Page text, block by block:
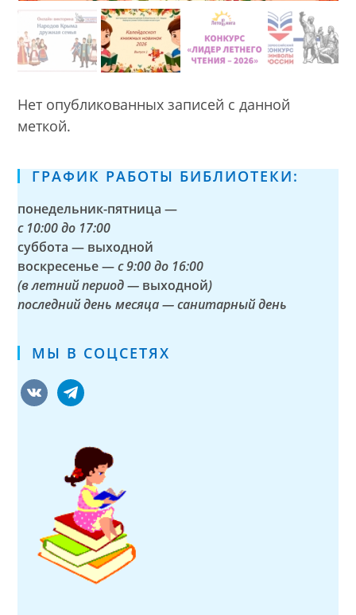
Нет опубликованных записей с данной
меткой.
ГРАФИК РАБОТЫ БИБЛИОТЕКИ:
понедельник-пятница —
с 10:00 до 17:00
суббота — выходной
воскресенье —с 9:00 до 16:00
(в летний период — выходной)
последний день месяца — санитарный день
МЫ В СОЦСЕТЯХ
vkontaktetelegram